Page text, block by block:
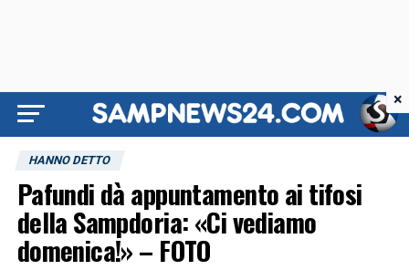
HANNO DETTO
Pafundi dà appuntamento ai tifosi
della Sampdoria: «Ci vediamo
domenica!» – FOTO
×